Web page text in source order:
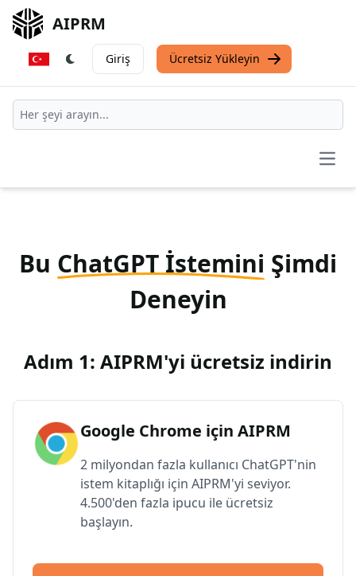
AIPRM
Giriş Ücretsiz Yükleyin
Bu ChatGPT İstemini Şimdi
Deneyin
Adım 1: AIPRM'yi ücretsiz indirin
Google Chrome için AIPRM
2 milyondan fazla kullanıcı ChatGPT'nin
istem kitaplığı için AIPRM'yi seviyor.
4.500'den fazla ipucu ile ücretsiz
başlayın.